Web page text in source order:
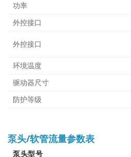
功率
外控接口
外控接口
环境温度
驱动器尺寸
防护等级
泵头/软管流量参数表
泵头型号